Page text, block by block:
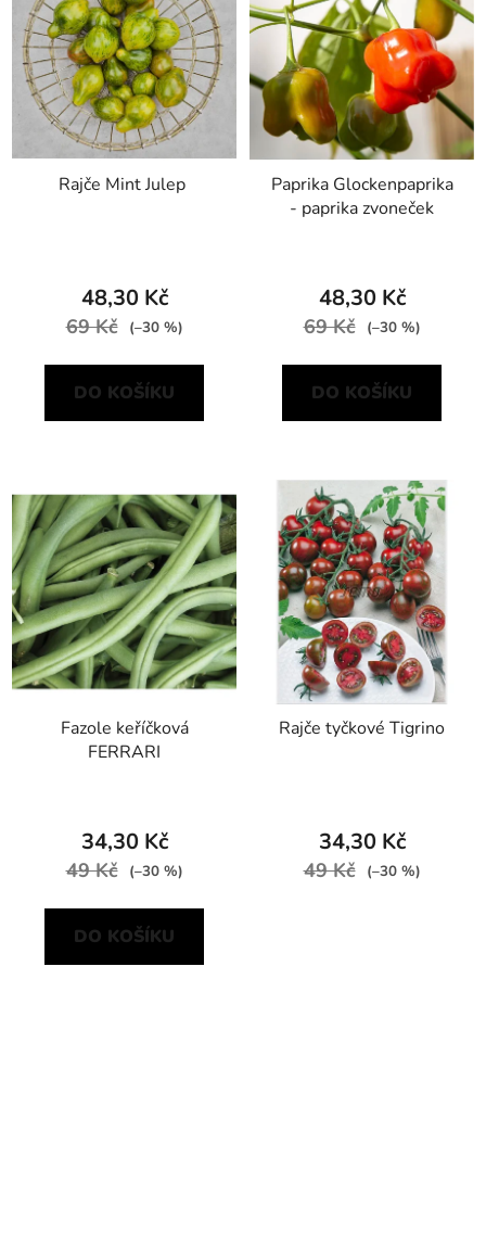
Rajče Mint Julep
48,30 Kč
69 Kč (–30 %)
DO KOŠÍKU
Paprika Glockenpaprika
- paprika zvoneček
48,30 Kč
69 Kč (–30 %)
DO KOŠÍKU
Fazole keříčková
FERRARI
34,30 Kč
49 Kč (–30 %)
DO KOŠÍKU
Rajče tyčkové Tigrino
34,30 Kč
49 Kč (–30 %)